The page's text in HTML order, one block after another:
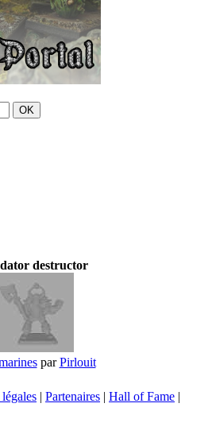
destructor
parPirlouit
| Partenaires | Hall of Fame |